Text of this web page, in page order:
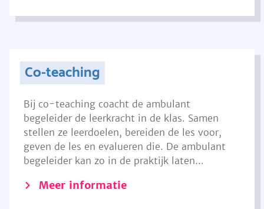
Co-teaching
Bij co-teaching coacht de ambulant
begeleider de leerkracht in de klas. Samen
stellen ze leerdoelen, bereiden de les voor,
geven de les en evalueren die. De ambulant
begeleider kan zo in de praktijk laten...
Meer informatie